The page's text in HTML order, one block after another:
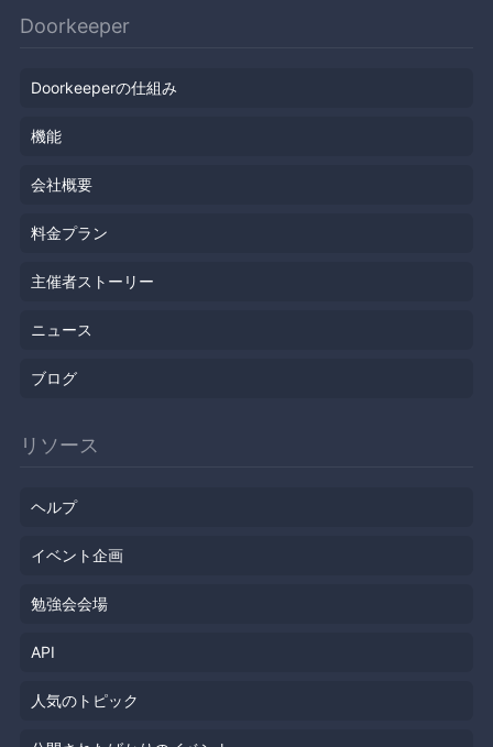
Doorkeeper
Doorkeeperの仕組み
機能
会社概要
料金プラン
主催者ストーリー
ニュース
ブログ
リソース
ヘルプ
イベント企画
勉強会会場
API
人気のトピック